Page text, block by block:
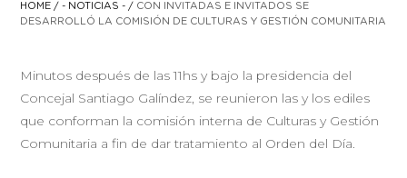
HOME /- NOTICIAS - / CON INVITADAS E INVITADOS SE
DESARROLLÓ LA COMISIÓN DE CULTURAS Y GESTIÓN COMUNITARIA
Minutos después de las 11hs y bajo la presidencia del
Concejal Santiago Galíndez, se reunieron las y los ediles
que conforman la comisión interna de Culturas y Gestión
Comunitaria a fin de dar tratamiento al Orden del Día.